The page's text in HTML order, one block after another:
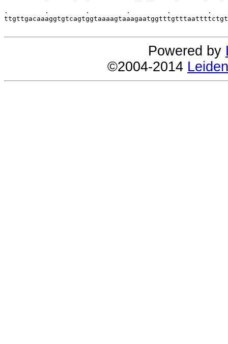
.         .         .         .         .         .
Powered by
©2004-2014